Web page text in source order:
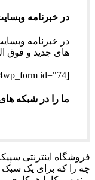
در خبرنامه
در خبرنامه
های جدید و فوق
[mc4wp_form id="74"]
ما را در شبکه
چه را که برای یک سبک